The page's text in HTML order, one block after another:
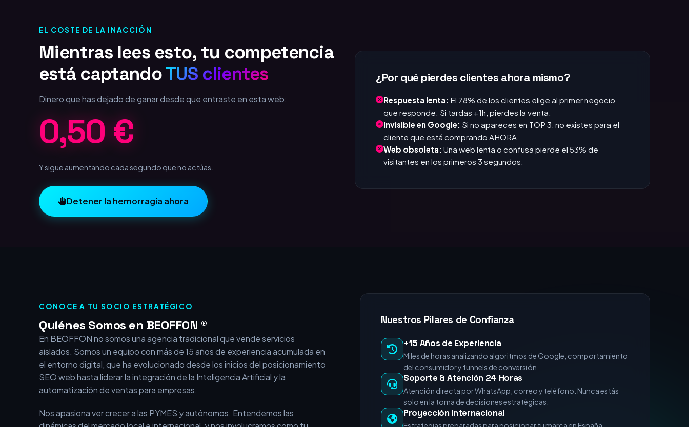
EL COSTE DE LA INACCIÓN
Mientras lees esto, tu competencia
está captandoTUS clientes
Dinero que has dejado de ganar desde que entraste en esta web:
1,00 €
Y sigue aumentando cada segundo que no actúas.
¿Por qué pierdes clientes ahora mismo?
Respuesta lenta:El 78% de los clientes elige al primer negocio
que responde. Si tardas +1h, pierdes la venta.
Invisible en Google:Si no apareces en TOP 3, no existes para el
cliente que está comprando AHORA.
CONOCE A TU SOCIO ESTRATÉGICO
Quiénes Somos en BEOFFON ®
En BEOFFON no somos una agencia tradicional que vende servicios
aislados. Somos un equipo con más de 15 años de experiencia acumulada en
el entorno digital, que ha evolucionado desde los inicios del posicionamiento
SEO web hasta liderar la integración de la Inteligencia Artificial y la
automatización de ventas para empresas.
Nuestros Pilares de Confianza
+15 Años de Experiencia
Miles de horas analizando algoritmos de Google, comportamiento
del consumidor y funnels de conversión.
Soporte & Atención 24 Horas
Atención directa por WhatsApp, correo y teléfono. Nunca estás